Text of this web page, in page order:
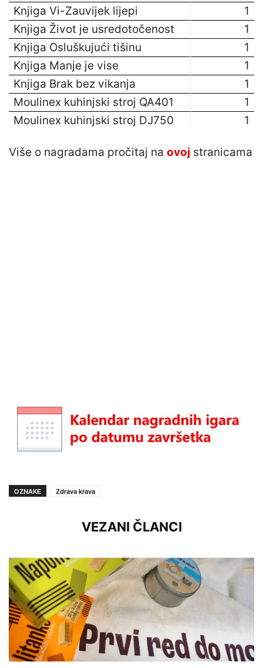
Knjiga Vi-Zauvijek lijepi
1
Knjiga Život je usredotočenost
1
Knjiga Osluškujući tišinu
1
Knjiga Manje je vise
1
Knjiga Brak bez vikanja
1
Moulinex kuhinjski stroj QA401
1
Moulinex kuhinjski stroj DJ750
1
Više o nagradama pročitaj na ovoj stranicama
OZNAKE Zdrava krava
VEZANI ČLANCI